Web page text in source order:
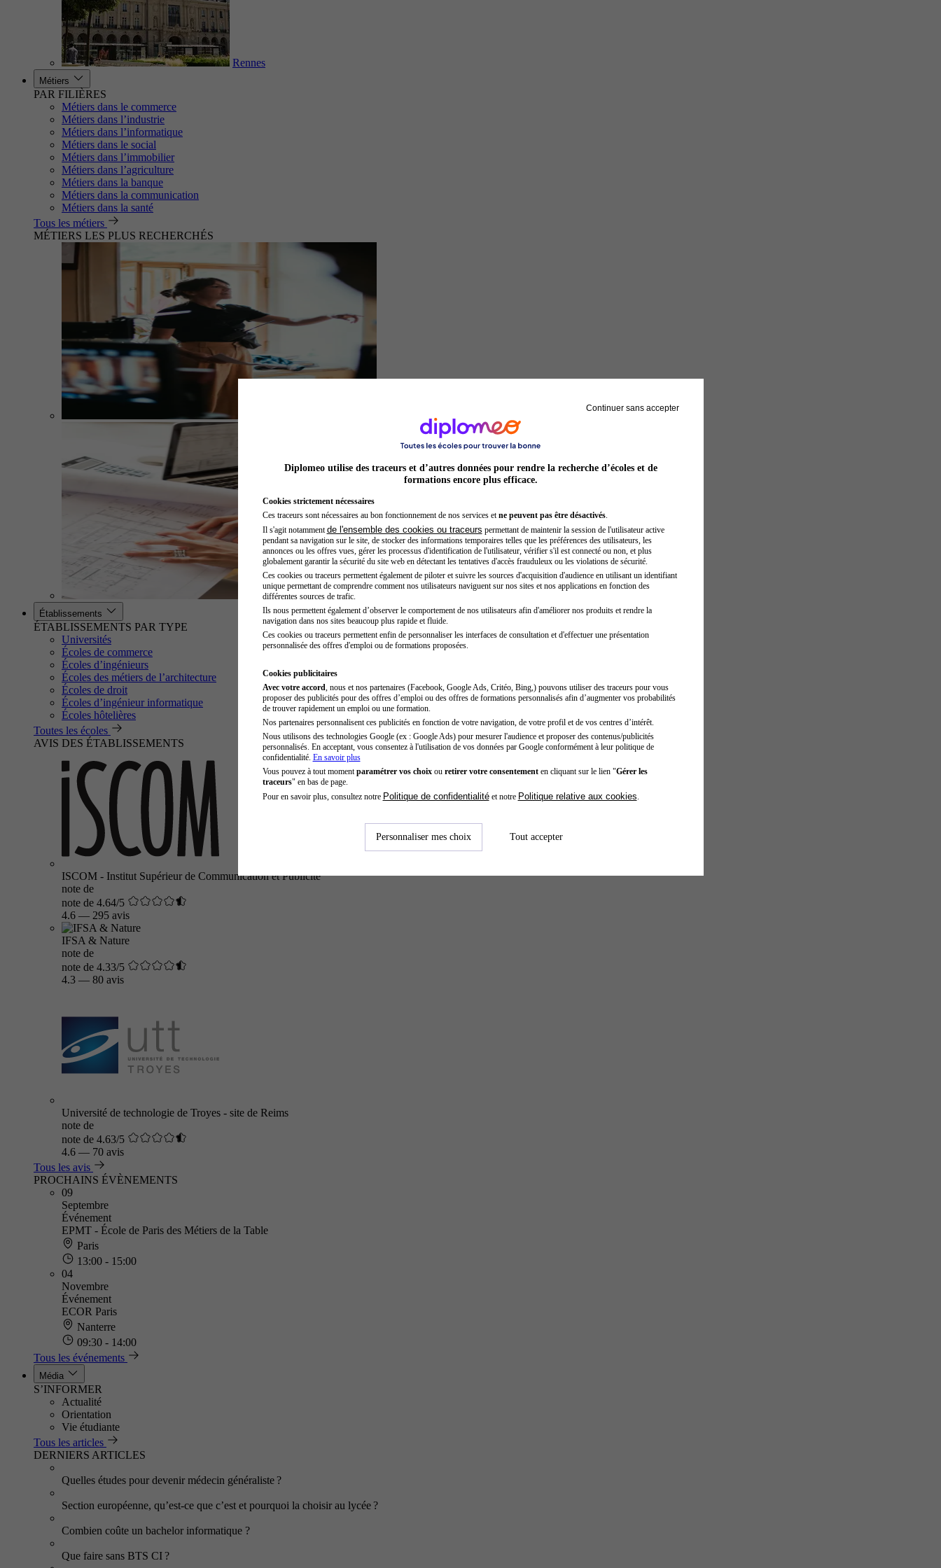
Rennes
Métiers
PAR FILIÈRES
Métiers dans le commerce
Métiers dans l’industrie
Métiers dans l’informatique
Métiers dans le social
Métiers dans l’immobilier
Métiers dans l’agriculture
Métiers dans la banque
Métiers dans la communication
Métiers dans la santé
Tous les métiers
MÉTIERS LES PLUS RECHERCHÉS
Établissements
ÉTABLISSEMENTS PAR TYPE
Universités
Écoles de commerce
Écoles d’ingénieurs
Écoles des métiers de l’architecture
Écoles de droit
Écoles d’ingénieur informatique
Écoles hôtelières
Toutes les écoles
AVIS DES ÉTABLISSEMENTS
ISCOM - Institut Supérieur de Communication et Publicité
note de
note de 4.64/5
4.6 — 295 avis
IFSA & Nature
note de
note de 4.33/5
4.3 — 80 avis
Université de technologie de Troyes - site de Reims
note de
note de 4.63/5
4.6 — 70 avis
Tous les avis
PROCHAINS ÉVÈNEMENTS
09
Septembre
Événement
EPMT - École de Paris des Métiers de la Table
Paris
13:00 - 15:00
04
Novembre
Événement
ECOR Paris
Nanterre
09:30 - 14:00
Tous les événements
Média
S’INFORMER
Actualité
Orientation
Vie étudiante
Tous les articles
DERNIERS ARTICLES
Quelles études pour devenir médecin généraliste ?
Section européenne, qu’est-ce que c’est et pourquoi la choisir au lycée ?
Combien coûte un bachelor informatique ?
Que faire sans BTS CI ?
Continuer sans accepter
Diplomeo utilise des traceurs et d’autres données pour rendre la recherche d’écoles et de
formations encore plus efficace.
Cookies strictement nécessaires
Ces traceurs sont nécessaires au bon fonctionnement de nos services et ne peuvent pas être désactivés.
Il s'agit notamment de l'ensemble des cookies ou traceurs permettant de maintenir la session de l'utilisateur active
pendant sa navigation sur le site, de stocker des informations temporaires telles que les préférences des utilisateurs, les
annonces ou les offres vues, gérer les processus d'identification de l'utilisateur, vérifier s'il est connecté ou non, et plus
globalement garantir la sécurité du site web en détectant les tentatives d'accès frauduleux ou les violations de sécurité.
Ces cookies ou traceurs permettent également de piloter et suivre les sources d'acquisition d'audience en utilisant un identifiant
unique permettant de comprendre comment nos utilisateurs naviguent sur nos sites et nos applications en fonction des
différentes sources de trafic.
Ils nous permettent également d’observer le comportement de nos utilisateurs afin d'améliorer nos produits et rendre la
navigation dans nos sites beaucoup plus rapide et fluide.
Ces cookies ou traceurs permettent enfin de personnaliser les interfaces de consultation et d'effectuer une présentation
personnalisée des offres d'emploi ou de formations proposées.
Cookies publicitaires
Avec votre accord , nous et nos partenaires (Facebook, Google Ads, Critéo, Bing,) pouvons utiliser des traceurs pour vous
proposer des publicités pour des offres d’emploi ou des offres de formations personnalisés afin d’augmenter vos probabilités
de trouver rapidement un emploi ou une formation.
Nos partenaires personnalisent ces publicités en fonction de votre navigation, de votre profil et de vos centres d’intérêt.
Nous utilisons des technologies Google (ex : Google Ads) pour mesurer l'audience et proposer des contenus/publicités
personnalisés. En acceptant, vous consentez à l'utilisation de vos données par Google conformément à leur politique de
confidentialité. En savoir plus
Vous pouvez à tout moment paramétrer vos choixou retirer votre consentementen cliquant sur le lien "Gérer les
traceurs" en bas de page.
Pour en savoir plus, consultez notre Politique de confidentialitéet notre Politique relative aux cookies
Personnaliser mes choix Tout accepter